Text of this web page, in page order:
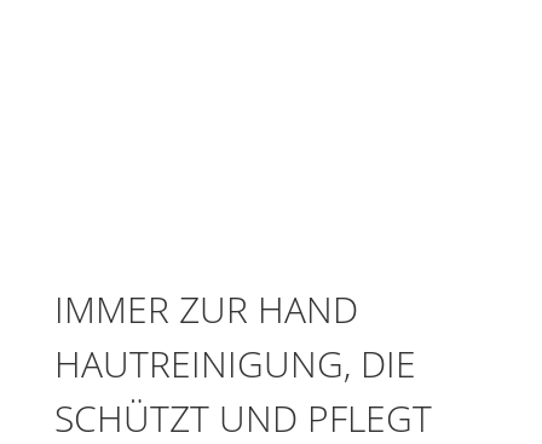
IMMER ZUR HAND
HAUTREINIGUNG, DIE
SCHÜTZT UND PFLEGT